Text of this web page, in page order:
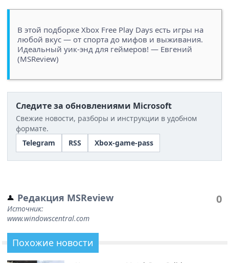
В этой подборке Xbox Free Play Days есть игры на
любой вкус — от спорта до мифов и выживания.
Идеальный уик-энд для геймеров! — Евгений
(MSReview)
Следите за обновлениями Microsoft
Свежие новости, разборы и инструкции в удобном
формате.
Telegram
RSS Xbox-game-pass
Редакция MSReview
Источник:
www.windowscentral.com
0
Похожие новости